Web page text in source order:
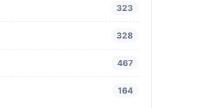
323
328
467
164